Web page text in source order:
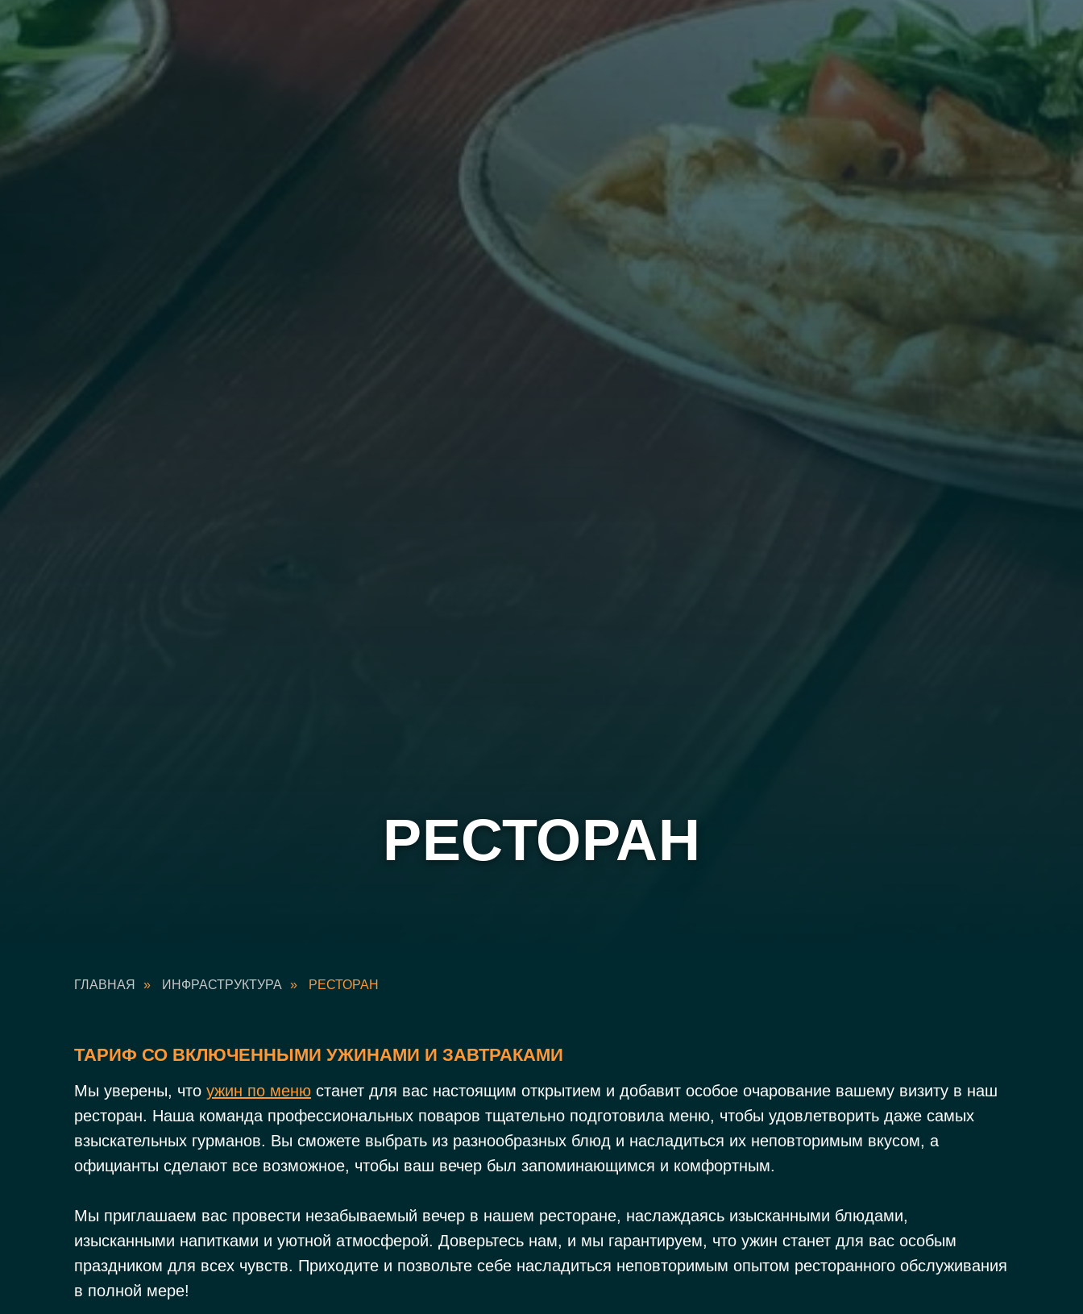
РЕСТОРАН
ГЛАВНАЯ » ИНФРАСТРУКТУРА » РЕСТОРАН
ТАРИФ СО ВКЛЮЧЕННЫМИ УЖИНАМИ И ЗАВТРАКАМИ
Мы уверены, что ужин по меню станет для вас настоящим открытием и добавит особое очарование вашему визиту в наш
ресторан. Наша команда профессиональных поваров тщательно подготовила меню, чтобы удовлетворить даже самых
взыскательных гурманов. Вы сможете выбрать из разнообразных блюд и насладиться их неповторимым вкусом, а
официанты сделают все возможное, чтобы ваш вечер был запоминающимся и комфортным.
Мы приглашаем вас провести незабываемый вечер в нашем ресторане, наслаждаясь изысканными блюдами,
изысканными напитками и уютной атмосферой. Доверьтесь нам, и мы гарантируем, что ужин станет для вас особым
праздником для всех чувств. Приходите и позвольте себе насладиться неповторимым опытом ресторанного обслуживания
в полной мере!